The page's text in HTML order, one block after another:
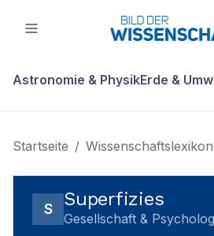
Astronomie & PhysikErde &
Startseite / Wissenschaftslexikon
S Superfizies
Gesellschaft &